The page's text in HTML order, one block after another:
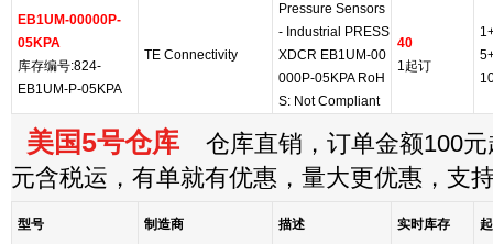
EB1UM-00000P-
05KPA
库存编号:824-
EB1UM-P-05KPA
TE Connectivity
Pressure Sensors
- Industrial PRESS
XDCR EB1UM-00
000P-05KPA RoH
S: Not Compliant
40
1起订
美国5号仓库 仓库直销，订单金额100元
元含税运，有单就有优惠，量大更优惠，支
型号 制造商 描述 实时库存